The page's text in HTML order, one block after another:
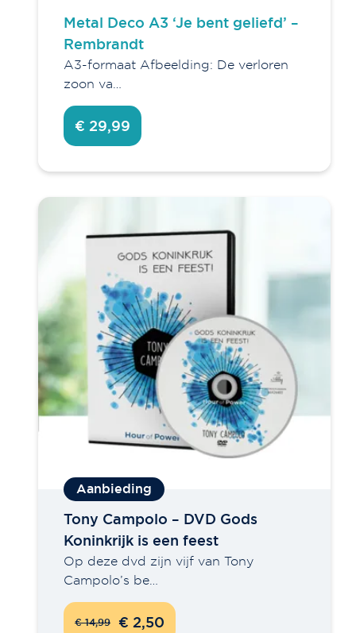
Metal Deco A3 ‘Je bent geliefd’ –
Rembrandt
A3-formaat Afbeelding: De verloren
zoon va…
€ 29,99
Tony Campolo – DVD Gods
Koninkrijk is een feest
Op deze dvd zijn vijf van Tony
Campolo’s be…
€ 14,99 € 2,50